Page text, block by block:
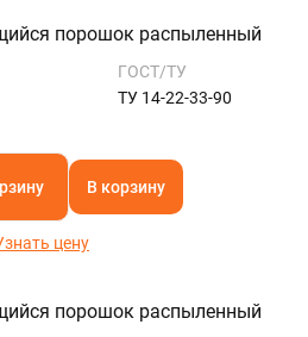
порошок распыленный
ГОСТ/ТУ
ТУ 14-22-33-90
В корзину
цену
порошок распыленный